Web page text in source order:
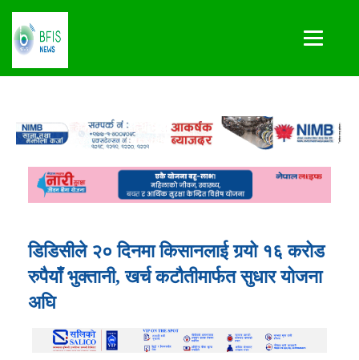
डिडिसीले २० दिनमा किसानलाई गर्‍यो १६ करोड
रुपैयाँ भुक्तानी, खर्च कटौतीमार्फत सुधार योजना
अघि